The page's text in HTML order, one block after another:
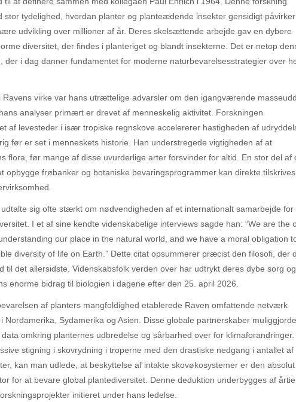
stor tydelighed, hvordan planter og planteædende insekter gensidigt påvirker
udvikling over millioner af år. Deres skelsættende arbejde gav en dybere
diversitet, der findes i planteriget og blandt insekterne. Det er netop
der i dag danner fundamentet for moderne naturbevarelsesstrategier over
Ravens virke var hans utrættelige advarsler om den igangværende
analyser primært er drevet af menneskelig aktivitet. Forskningen
af levesteder i især tropiske regnskove accelererer hastigheden af
før er set i menneskets historie. Han understregede vigtigheden af at
flora, før mange af disse uvurderlige arter forsvinder for altid. En stor del af
opbygge frøbanker og botaniske bevaringsprogrammer kan direkte tilskrives
sig ofte stærkt om nødvendigheden af et internationalt samarbejde for
I et af sine kendte videnskabelige interviews sagde han: “We are the
our place in the natural world, and we have a moral obligation
diversity of life on Earth.” Dette citat opsummerer præcist den filosofi, der
til det allersidste. Videnskabsfolk verden over har udtrykt deres dybe sorg og
enorme bidrag til biologien i dagene efter den 25. april 2026.
af planters mangfoldighed etablerede Raven omfattende netværk
Nordamerika, Sydamerika og Asien. Disse globale partnerskaber muliggjorde
omkring planternes udbredelse og sårbarhed over for klimaforandringer.
stigning i skovrydning i troperne med den drastiske nedgang i antallet af
kan man udlede, at beskyttelse af intakte skovøkosystemer er den absolut
for at bevare global plantediversitet. Denne deduktion underbygges af
initieret under hans ledelse.